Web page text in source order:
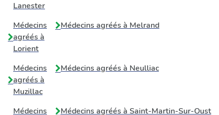
Lanester
Médecins
agréés à
Lorient
Médecins agréés à Melrand
Médecins
agréés à
Muzillac
Médecins agréés à Neulliac
Médecins
Médecins agréés à Saint-Martin-Sur-Oust